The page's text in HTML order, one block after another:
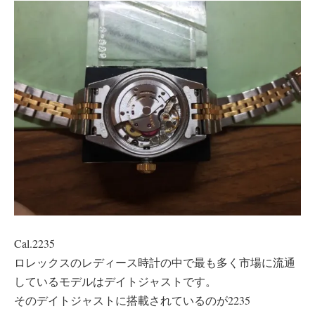
Cal.2235
ロレックスのレディース時計の中で最も多く市場に流通
しているモデルはデイトジャストです。
そのデイトジャストに搭載されているのが2235